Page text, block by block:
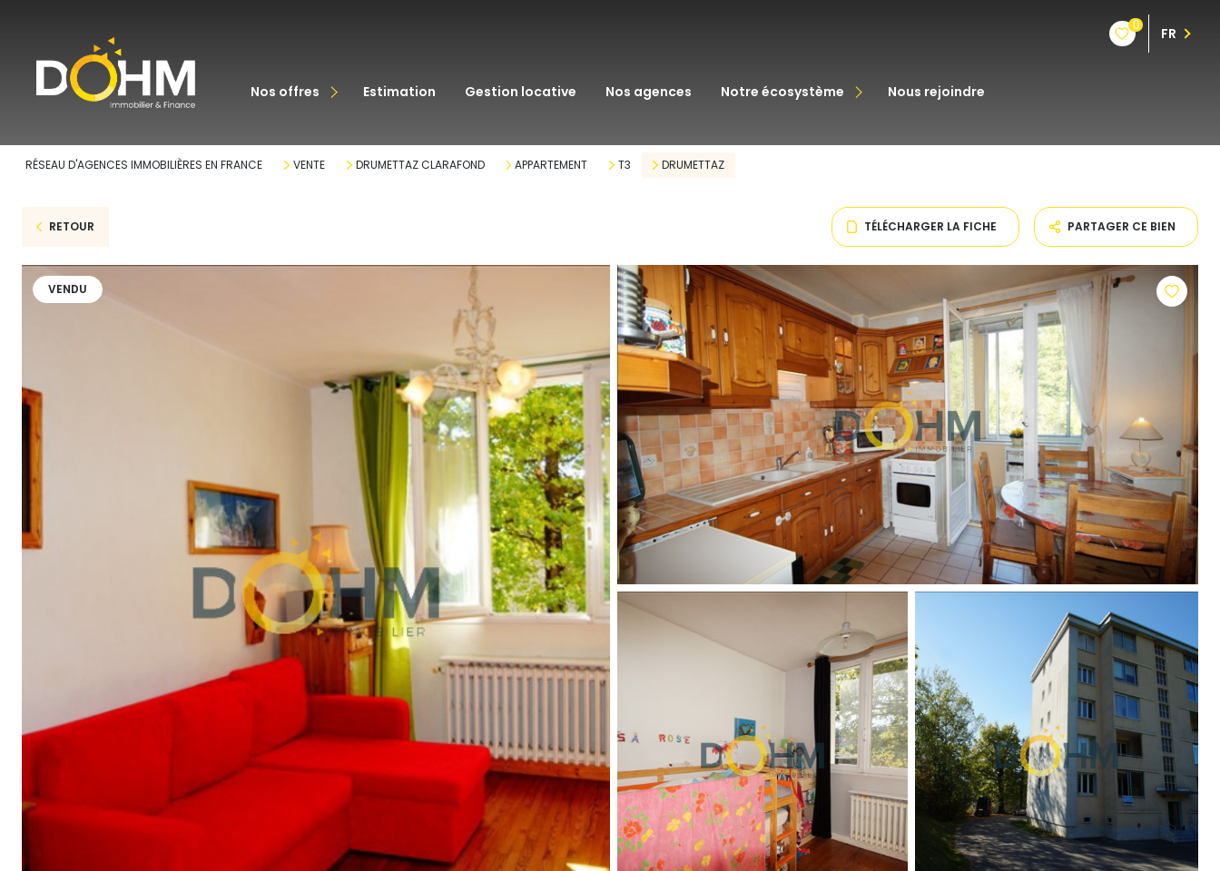
0 FR
nos offres
acheter estimation gestion locative nos agences notre écosystème
courtage en prêt
nous rejoindre
RÉSEAU D'AGENCES IMMOBILIÈRES EN FRANCE VENTE DRUMETTAZ CLARAFOND APPARTEMENT T3 DRUMETTAZ
RETOUR TÉLÉCHARGER LA FICHE PARTAGER CE BIEN
VENDU